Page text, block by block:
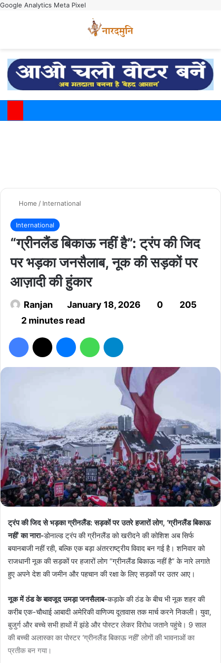
Google Analytics Meta Pixel
Home / International
International
“ग्रीनलैंड बिकाऊ नहीं है”: ट्रंप की जिद
पर भड़का जनसैलाब, नूक की सड़कों पर
आज़ादी की हुंकार
Ranjan January 18, 2026 0
205
2 minutes read
ट्रंप की जिद से भड़का ग्रीनलैंड: सड़कों पर उतरे हजारों लोग, ‘ग्रीनलैंड बिकाऊ
नहीं’ का नारा-डोनाल्ड ट्रंप की ग्रीनलैंड को खरीदने की कोशिश अब सिर्फ
बयानबाजी नहीं रही, बल्कि एक बड़ा अंतरराष्ट्रीय विवाद बन गई है। शनिवार को
राजधानी नूक की सड़कों पर हजारों लोग “ग्रीनलैंड बिकाऊ नहीं है” के नारे लगाते
हुए अपने देश की जमीन और पहचान की रक्षा के लिए सड़कों पर उतर आए।
नूक में ठंड के बावजूद उमड़ा जनसैलाब-कड़ाके की ठंड के बीच भी नूक शहर की
करीब एक-चौथाई आबादी अमेरिकी वाणिज्य दूतावास तक मार्च करने निकली। युवा,
बुजुर्ग और बच्चे सभी हाथों में झंडे और पोस्टर लेकर विरोध जताने पहुंचे। 9 साल
की बच्ची अलास्का का पोस्टर ‘ग्रीनलैंड बिकाऊ नहीं’ लोगों की भावनाओं का
प्रतीक बन गया।